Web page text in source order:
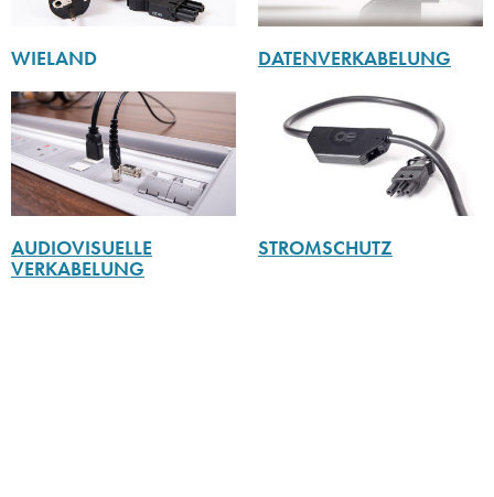
WIELAND DATENVERKABELUNG
AUDIOVISUELLE
VERKABELUNG
STROMSCHUTZ